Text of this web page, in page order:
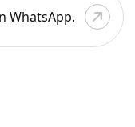
WhatsApp.